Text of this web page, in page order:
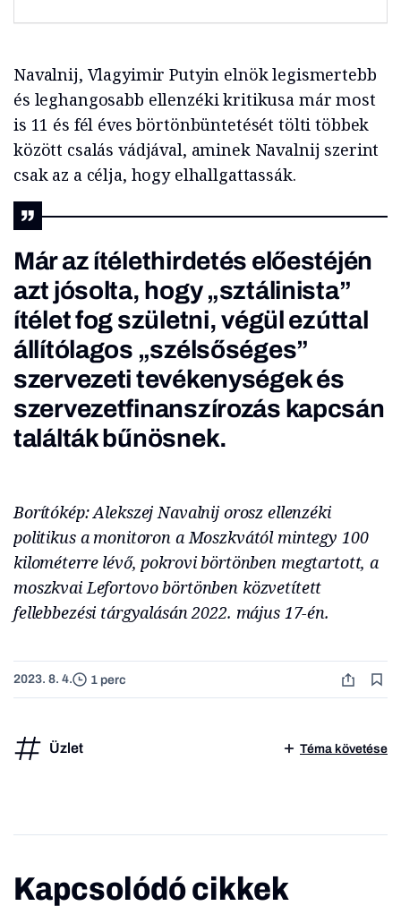
Navalnij, Vlagyimir Putyin elnök legismertebb
és leghangosabb ellenzéki kritikusa már most
is 11 és fél éves börtönbüntetését tölti többek
között csalás vádjával, aminek Navalnij szerint
csak az a célja, hogy elhallgattassák.
Már az ítélethirdetés előestéjén
azt jósolta, hogy „sztálinista”
ítélet fog születni, végül ezúttal
állítólagos „szélsőséges”
szervezeti tevékenységek és
szervezetfinanszírozás kapcsán
találták bűnösnek.
Borítókép: Alekszej Navalnij orosz ellenzéki
politikus a monitoron a Moszkvától mintegy 100
kilométerre lévő, pokrovi börtönben megtartott, a
moszkvai Lefortovo börtönben közvetített
fellebbezési tárgyalásán 2022. május 17-én.
2023. 8. 4. 1 perc
Üzlet Téma követése
Kapcsolódó cikkek